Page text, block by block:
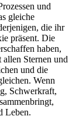
und
gleiche
die ihr
präsent. Die
haben,
Sternen und
und die
Wenn
Schwerkraft,
Leben.